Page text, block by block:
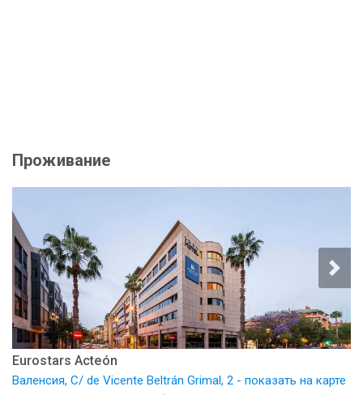
Проживание
Eurostars Acteón
Валенсия, C/ de Vicente Beltrán Grimal, 2 - показать на карте